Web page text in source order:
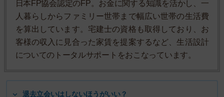
日本FP協会認定のFP。お金に関する知識を活かし、一
人暮らしからファミリー世帯まで幅広い世帯の生活費
を算出しています。宅建士の資格も取得しており、お
客様の収入に見合った家賃を提案するなど、生活設計
についてのトータルサポートをおこなっています。
退去立会いはしないほうがいい？